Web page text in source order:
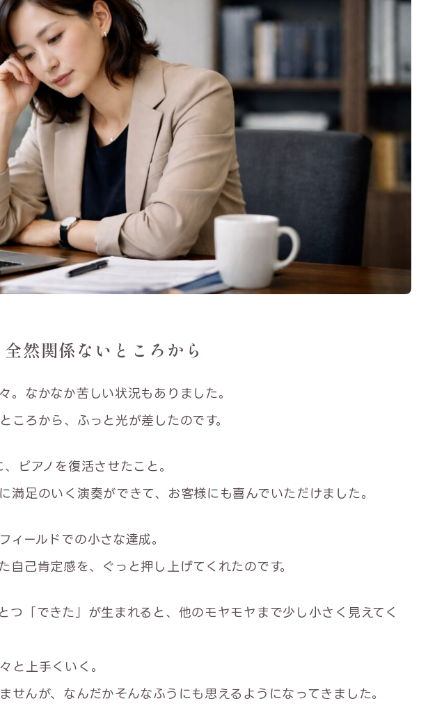
然関係ないところから
。なかなか苦しい状況もありました。
ころから、ふっと光が差したのです。
ピアノを復活させたこと。
満足のいく演奏ができて、お客様にも喜んでいただけました。
ィールドでの小さな達成。
自己肯定感を、ぐっと押し上げてくれたのです。
つ「できた」が生まれると、他のモヤモヤまで少し小さく見えてく
と上手くいく。
せんが、なんだかそんなふうにも思えるようになってきました。